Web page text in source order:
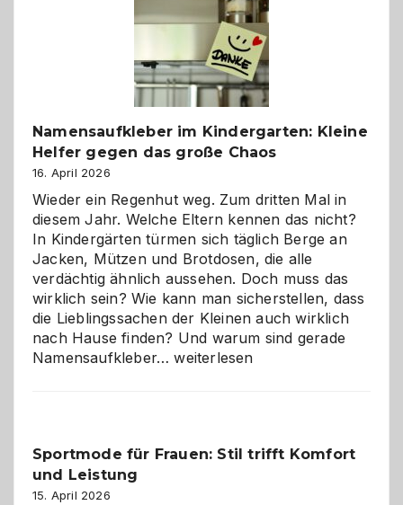
ist
eine
Hundepension
die
richtige
Namensaufkleber im Kindergarten: Kleine
Helfer gegen das große Chaos
16. April 2026
Wieder ein Regenhut weg. Zum dritten Mal in
diesem Jahr. Welche Eltern kennen das nicht?
In Kindergärten türmen sich täglich Berge an
Jacken, Mützen und Brotdosen, die alle
verdächtig ähnlich aussehen. Doch muss das
wirklich sein? Wie kann man sicherstellen, dass
die Lieblingssachen der Kleinen auch wirklich
nach Hause finden? Und warum sind gerade
Namensaufkleber…Namensaufkleber
gegen
weiterlesen
Sportmode für Frauen: Stil trifft Komfort
und Leistung
15. April 2026